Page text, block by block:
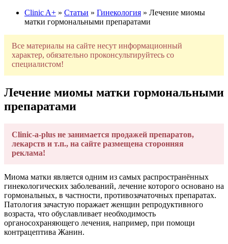
Clinic A+ » Статьи » Гинекология » Лечение миомы
матки гормональными препаратами
Все материалы на сайте несут информационный
характер, обязательно проконсультируйтесь со
специалистом!
Лечение миомы матки гормональными
препаратами
Clinic-a-plus не занимается продажей препаратов,
лекарств и т.п., на сайте размещена сторонняя
реклама!
Миома матки является одним из самых распространённых
гинекологических заболеваний, лечение которого основано на
гормональных, в частности, противозачаточных препаратах.
Патология зачастую поражает женщин репродуктивного
возраста, что обуславливает необходимость
органосохраняющего лечения, например, при помощи
контрацептива Жанин.